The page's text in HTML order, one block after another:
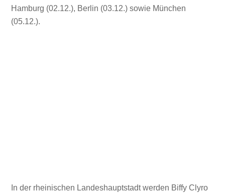
Hamburg (02.12.), Berlin (03.12.) sowie München
(05.12.).
In der rheinischen Landeshauptstadt werden Biffy Clyro